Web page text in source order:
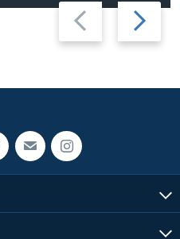
Previous
slide
Next
slide